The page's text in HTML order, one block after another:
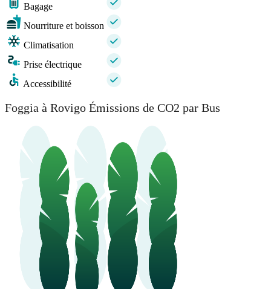
Bagage
Nourriture et boisson
Climatisation
Prise électrique
Accessibilité
Foggia à Rovigo Émissions de CO2 par Bus